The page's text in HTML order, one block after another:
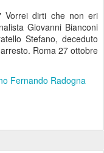
Vorrei dirti che non eri
Giovanni Bianconi
Stefano, deceduto
Roma 27 ottobre
Fernando Radogna